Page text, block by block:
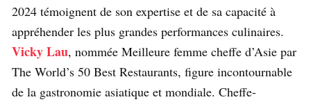
2024 témoignent de son expertise et de sa capacité à
appréhender les plus grandes performances culinaires.
Vicky Lau, nommée Meilleure femme cheffe d’Asie par
The World’s 50 Best Restaurants, figure incontournable
de la gastronomie asiatique et mondiale. Cheffe-